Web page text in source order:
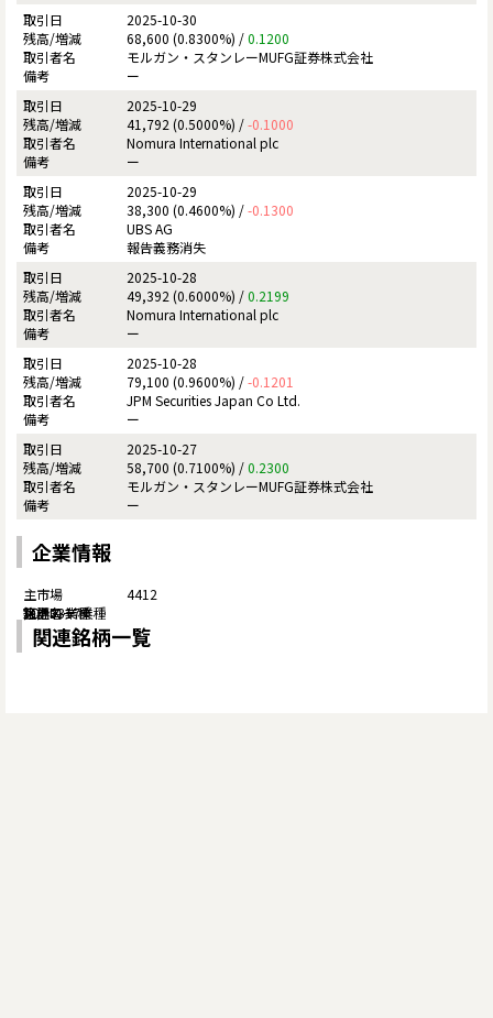
2025-10-30
68,600 (0.8300%) /0.1200
モルガン・スタンレーMUFG証券株式会社
ー
2025-10-29
41,792 (0.5000%) /-0.1000
Nomura International plc
ー
2025-10-29
38,300 (0.4600%) /-0.1300
UBS AG
報告義務消失
2025-10-28
49,392 (0.6000%) /0.2199
Nomura International plc
ー
2025-10-28
79,100 (0.9600%) /-0.1201
JPM Securities Japan Co Ltd.
ー
2025-10-27
58,700 (0.7100%) /0.2300
モルガン・スタンレーMUFG証券株式会社
ー
企業情報
4412
関連銘柄一覧